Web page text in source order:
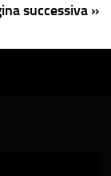
successiva »